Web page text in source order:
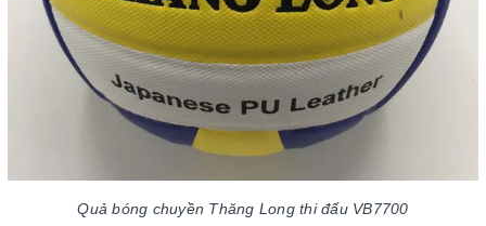
Quả bóng chuyền Thăng Long thi đấu VB7700